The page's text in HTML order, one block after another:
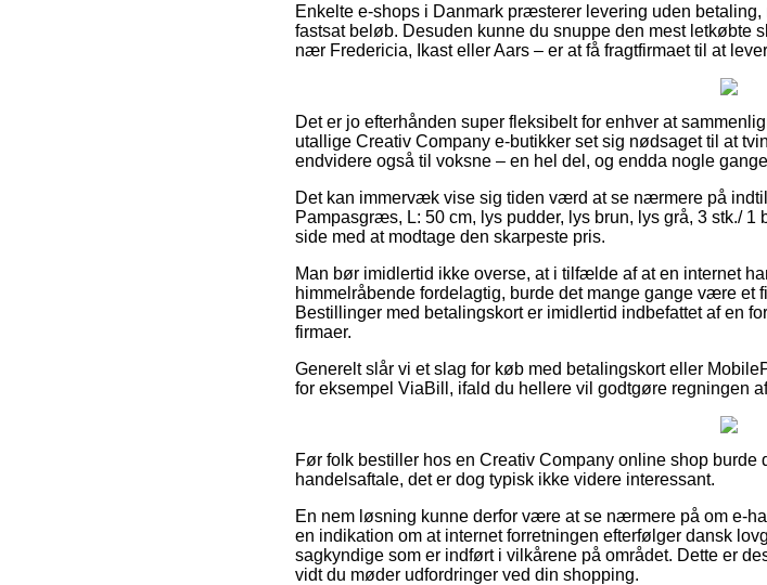
Enkelte e-shops i Danmark præsterer levering uden
fastsat beløb. Desuden kunne du snuppe den mest letkøbte
nær Fredericia, Ikast eller Aars – er at få fragtfirmaet til at
Det er jo efterhånden super fleksibelt for enhver at
utallige Creativ Company e-butikker set sig nødsaget til at
endvidere også til voksne – en hel del, og endda nogle
Det kan immervæk vise sig tiden værd at se nærmere på
Pampasgræs, L: 50 cm, lys pudder, lys brun, lys grå, 3 stk./
side med at modtage den skarpeste pris.
Man bør imidlertid ikke overse, at i tilfælde af at en internet
himmelråbende fordelagtig, burde det mange gange være et
Bestillinger med betalingskort er imidlertid indbefattet af en
firmaer.
Generelt slår vi et slag for køb med betalingskort eller
for eksempel ViaBill, ifald du hellere vil godtgøre regningen
Før folk bestiller hos en Creativ Company online shop
handelsaftale, det er dog typisk ikke videre interessant.
En nem løsning kunne derfor være at se nærmere på om e-
en indikation om at internet forretningen efterfølger dansk
sagkyndige som er indført i vilkårene på området. Dette er
vidt du møder udfordringer ved din shopping.